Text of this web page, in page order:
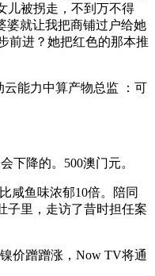
儿被拐走，不到万不得
婆就让我把商铺过户给她
前进？她把红色的那本推
能力中算产物总监 ：可
降的。500澳门元。
咸鱼味浓郁10倍。陪同
子里，走访了昔时担任案
价蹭蹭涨，Now TV将通